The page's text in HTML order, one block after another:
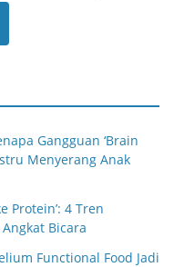
Gangguan ‘Brain
Menyerang Anak
Protein’: 4 Tren
Bicara
Functional Food Jadi